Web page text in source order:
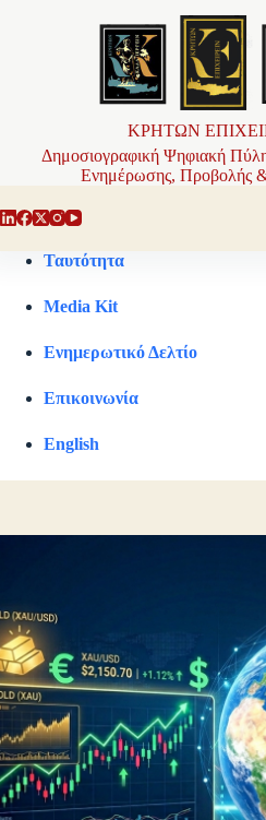
ΚΡΗΤΩΝ
Δημοσιογραφική Ψηφιακή Πύλη
Ενημέρωσης, Προβολής
Ταυτότητα
Media Kit
Ενημερωτικό Δελτίο
Επικοινωνία
English